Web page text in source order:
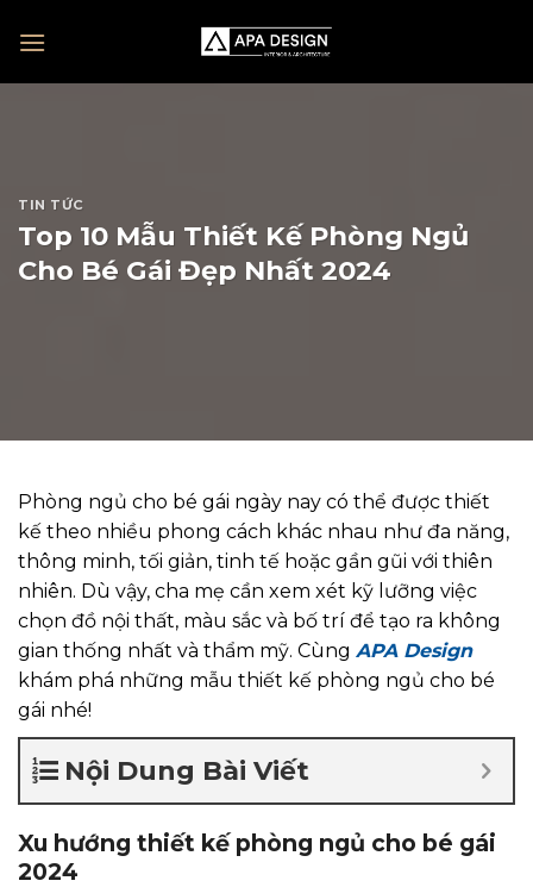
TIN TỨC
Top 10 Mẫu Thiết Kế Phòng Ngủ
Cho Bé Gái Đẹp Nhất 2024
Phòng ngủ cho bé gái ngày nay có thể được thiết
kế theo nhiều phong cách khác nhau như đa năng,
thông minh, tối giản, tinh tế hoặc gần gũi với thiên
nhiên. Dù vậy, cha mẹ cần xem xét kỹ lưỡng việc
chọn đồ nội thất, màu sắc và bố trí để tạo ra không
gian thống nhất và thẩm mỹ. Cùng APA Design
khám phá những mẫu thiết kế phòng ngủ cho bé
gái nhé!
Nội Dung Bài Viết
Xu hướng thiết kế phòng ngủ cho bé gái
2024